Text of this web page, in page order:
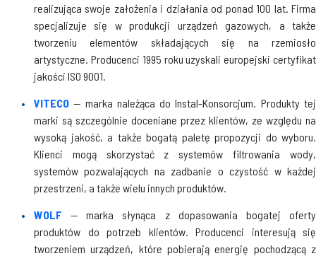
realizująca swoje założenia i działania od ponad 100 lat. Firma
specjalizuje się w produkcji urządzeń gazowych, a także
tworzeniu elementów składających się na rzemiosło
artystyczne. Producenci 1995 roku uzyskali europejski certyfikat
jakości ISO 9001.
VITECO — marka należąca do Instal-Konsorcjum. Produkty tej
marki są szczególnie doceniane przez klientów, ze względu na
wysoką jakość, a także bogatą paletę propozycji do wyboru.
Klienci mogą skorzystać z systemów filtrowania wody,
systemów pozwalających na zadbanie o czystość w każdej
przestrzeni, a także wielu innych produktów.
WOLF — marka słynąca z dopasowania bogatej oferty
produktów do potrzeb klientów. Producenci interesują się
tworzeniem urządzeń, które pobierają energię pochodzącą z